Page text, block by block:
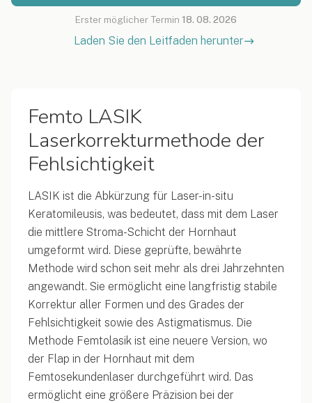
Erster möglicher Termin 18. 08. 2026
Laden Sie den Leitfaden herunter
Femto LASIK
Laserkorrekturmethode der
Fehlsichtigkeit
LASIK ist die Abkürzung für Laser-in-situ
Keratomileusis, was bedeutet, dass mit dem Laser
die mittlere Stroma-Schicht der Hornhaut
umgeformt wird. Diese geprüfte, bewährte
Methode wird schon seit mehr als drei Jahrzehnten
angewandt. Sie ermöglicht eine langfristig stabile
Korrektur aller Formen und des Grades der
Fehlsichtigkeit sowie des Astigmatismus. Die
Methode Femtolasik ist eine neuere Version, wo
der Flap in der Hornhaut mit dem
Femtosekundenlaser durchgeführt wird. Das
ermöglicht eine größere Präzision bei der